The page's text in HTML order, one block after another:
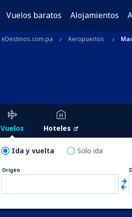
Vuelos baratos Alojamientos
eDestinos.com.pa Aeropuertos
Vuelos Hoteles
Ida y vuelta Solo ida
Origen